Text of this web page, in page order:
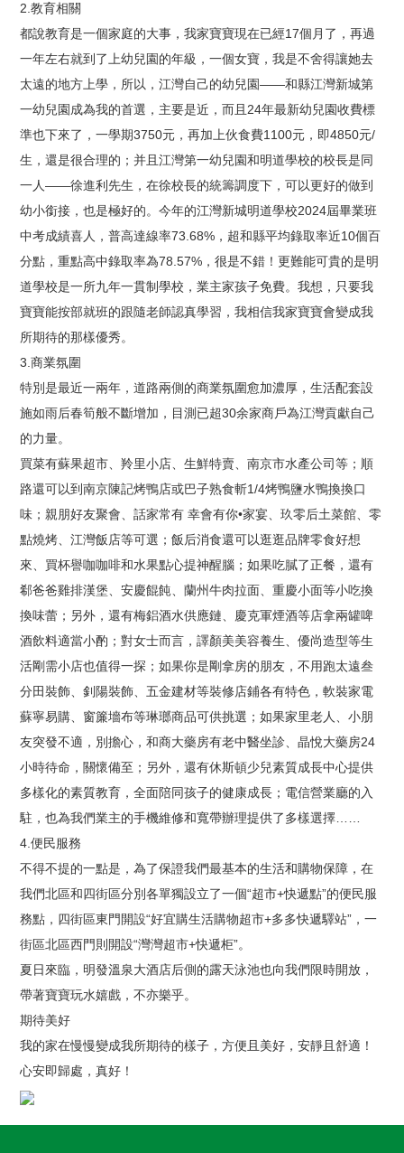
2.教育相關
都說教育是一個家庭的大事，我家寶寶現在已經17個月了，再過
一年左右就到了上幼兒園的年級，一個女寶，我是不舍得讓她去
太遠的地方上學，所以，江灣自己的幼兒園——和縣江灣新城第
一幼兒園成為我的首選，主要是近，而且24年最新幼兒園收費標
準也下來了，一學期3750元，再加上伙食費1100元，即4850元/
生，還是很合理的；并且江灣第一幼兒園和明道學校的校長是同
一人——徐進利先生，在徐校長的統籌調度下，可以更好的做到
幼小銜接，也是極好的。今年的江灣新城明道學校2024屆畢業班
中考成績喜人，普高達線率73.68%，超和縣平均錄取率近10個百
分點，重點高中錄取率為78.57%，很是不錯！更難能可貴的是明
道學校是一所九年一貫制學校，業主家孩子免費。我想，只要我
寶寶能按部就班的跟隨老師認真學習，我相信我家寶寶會變成我
所期待的那樣優秀。
3.商業氛圍
特別是最近一兩年，道路兩側的商業氛圍愈加濃厚，生活配套設
施如雨后春筍般不斷增加，目測已超30余家商戶為江灣貢獻自己
的力量。
買菜有蘇果超市、羚里小店、生鮮特賣、南京市水產公司等；順
路還可以到南京陳記烤鴨店或巴子熟食斬1/4烤鴨鹽水鴨換換口
味；親朋好友聚會、話家常有 幸會有你•家宴、玖零后土菜館、零
點燒烤、江灣飯店等可選；飯后消食還可以逛逛品牌零食好想
來、買杯譽咖咖啡和水果點心提神醒腦；如果吃膩了正餐，還有
郗爸爸雞排漢堡、安慶餛飩、蘭州牛肉拉面、重慶小面等小吃換
換味蕾；另外，還有梅鋁酒水供應鏈、慶克軍煙酒等店拿兩罐啤
酒飲料適當小酌；對女士而言，譯顏美美容養生、優尚造型等生
活剛需小店也值得一探；如果你是剛拿房的朋友，不用跑太遠叁
分田裝飾、釗陽裝飾、五金建材等裝修店鋪各有特色，軟裝家電
蘇寧易購、窗簾墻布等琳瑯商品可供挑選；如果家里老人、小朋
友突發不適，別擔心，和商大藥房有老中醫坐診、晶悅大藥房24
小時待命，關懷備至；另外，還有休斯頓少兒素質成長中心提供
多樣化的素質教育，全面陪同孩子的健康成長；電信營業廳的入
駐，也為我們業主的手機維修和寬帶辦理提供了多樣選擇……
4.便民服務
不得不提的一點是，為了保證我們最基本的生活和購物保障，在
我們北區和四街區分別各單獨設立了一個“超市+快遞點”的便民服
務點，四街區東門開設“好宜購生活購物超市+多多快遞驛站”，一
街區北區西門則開設“灣灣超市+快遞柜”。
夏日來臨，明發溫泉大酒店后側的露天泳池也向我們限時開放，
帶著寶寶玩水嬉戲，不亦樂乎。
期待美好
我的家在慢慢變成我所期待的樣子，方便且美好，安靜且舒適！
心安即歸處，真好！